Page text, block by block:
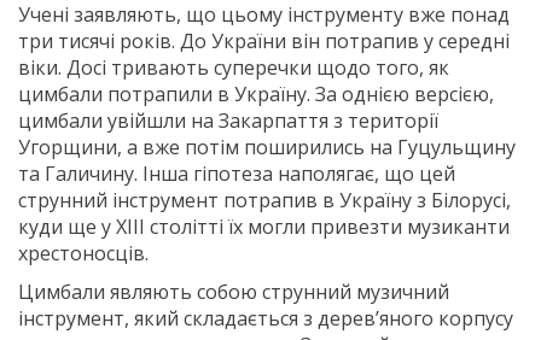
Учені заявляють, що цьому інструменту вже понад
три тисячі років. До України він потрапив у середні
віки. Досі тривають суперечки щодо того, як
цимбали потрапили в Україну. За однією версією,
цимбали увійшли на Закарпаття з території
Угорщини, а вже потім поширились на Гуцульщину
та Галичину. Інша гіпотеза наполягає, що цей
струнний інструмент потрапив в Україну з Білорусі,
куди ще у ХІІІ столітті їх могли привезти музиканти
хрестоносців.
Цимбали являють собою струнний музичний
інструмент, який складається з дерев’яного корпусу